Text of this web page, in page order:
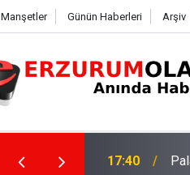
Manşetler Günün Haberleri Arşiv
17:37